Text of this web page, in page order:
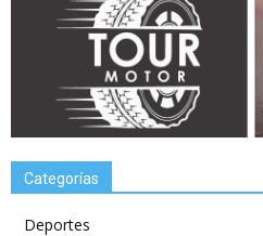
Categorías
Deportes